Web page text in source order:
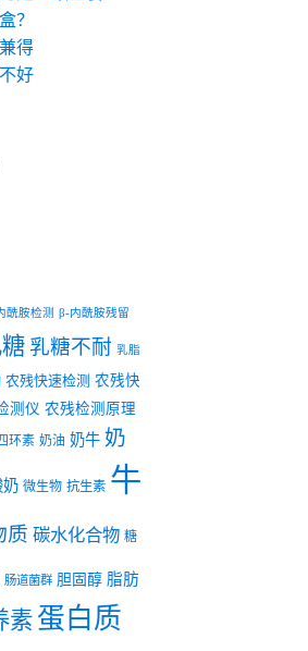
？
得
好
酰胺检测 β-内酰胺残留
乳糖不耐 乳脂
农残快速检测 农残快
测仪 农残检测原理
环素 奶油 奶牛 奶
奶 微生物 抗生素 牛
质 碳水化合物 糖
肠道菌群 胆固醇 脂肪
素 蛋白质